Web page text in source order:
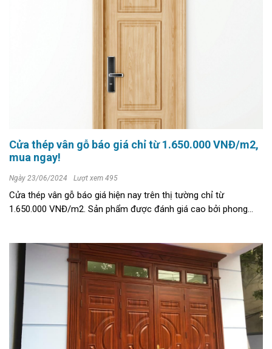
Cửa thép vân gỗ báo giá chỉ từ 1.650.000 VNĐ/m2,
mua ngay!
Ngày 23/06/2024 Lượt xem 495
Cửa thép vân gỗ báo giá hiện nay trên thị tường chỉ từ
1.650.000 VNĐ/m2. Sản phẩm được đánh giá cao bởi phong